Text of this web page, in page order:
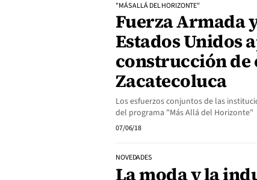
"MÁS ALLÁ DEL HORIZONTE"
Fuerza Armada
Estados Unidos
construcción de
Zacatecoluca
Los esfuerzos conjuntos de las
del programa "Más Allá del Horizonte"
07/06/18
NOVEDADES
La moda y la